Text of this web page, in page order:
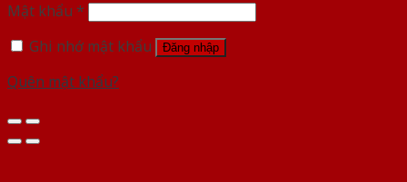
Mật khẩu *
Ghi nhớ mật khẩu
Đăng nhập
Quên mật khẩu?